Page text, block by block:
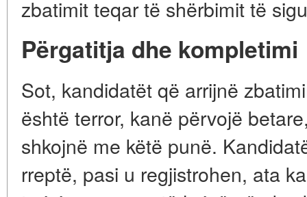
zbatimit teqar të shërbimit të
Përgatitja dhe kompletimi
Sot, kandidatët që arrijnë
është terror, kanë përvojë
shkojnë me këtë punë.
rreptë, pasi u regjistrohen, ata